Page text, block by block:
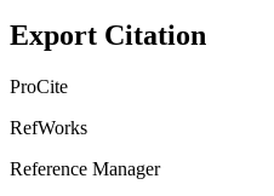
Export Citation
ProCite
RefWorks
Reference Manager